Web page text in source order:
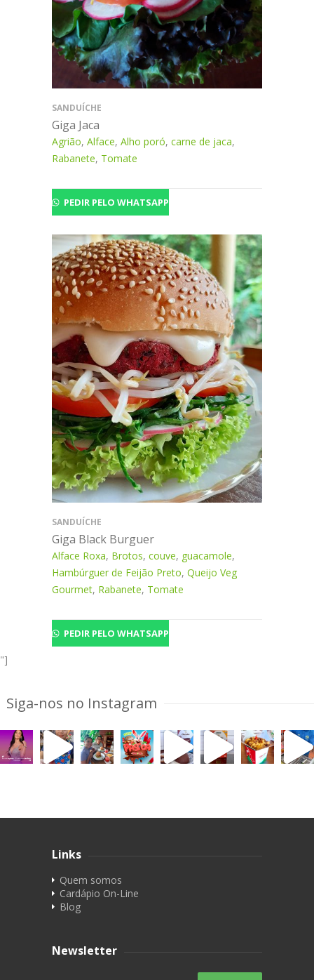
SANDUÍCHE
Giga Jaca
Agrião, Alface, Alho poró, carne de jaca,
Rabanete, Tomate
PEDIR PELO WHATSAPP
SANDUÍCHE
Giga Black Burguer
Alface Roxa, Brotos, couve, guacamole,
Hambúrguer de Feijão Preto, Queijo Veg
Gourmet, Rabanete, Tomate
PEDIR PELO WHATSAPP
"]
Siga-nos no Instagram
Links
Quem somos
Cardápio On-Line
Blog
Newsletter